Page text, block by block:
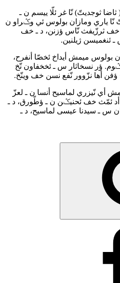
ثوجديتّ) نّا غر ئلّا ييسم ن ـ
نّا ياري ومازان بولوس ئي وݣراو ن
خف ثرزّيفث نّاس ؤزنن، د ـ خف
ئنغميسن ژيلنين.
بولوس ميمش أيداخ ئخصّا أنفرح،
ؤر نسخاثار س ـ ئخخفاون نّخ
أها نزّوور نّفع نسن خف وينّخ.
أي نّيزري لماسيح أنسا ن ـ لعزّ
أد ئمّث خف ئحنيݣن ن ـ ؤطّورق، د ـ
س ـ سيدنا عيسى لماسيح، د ـ